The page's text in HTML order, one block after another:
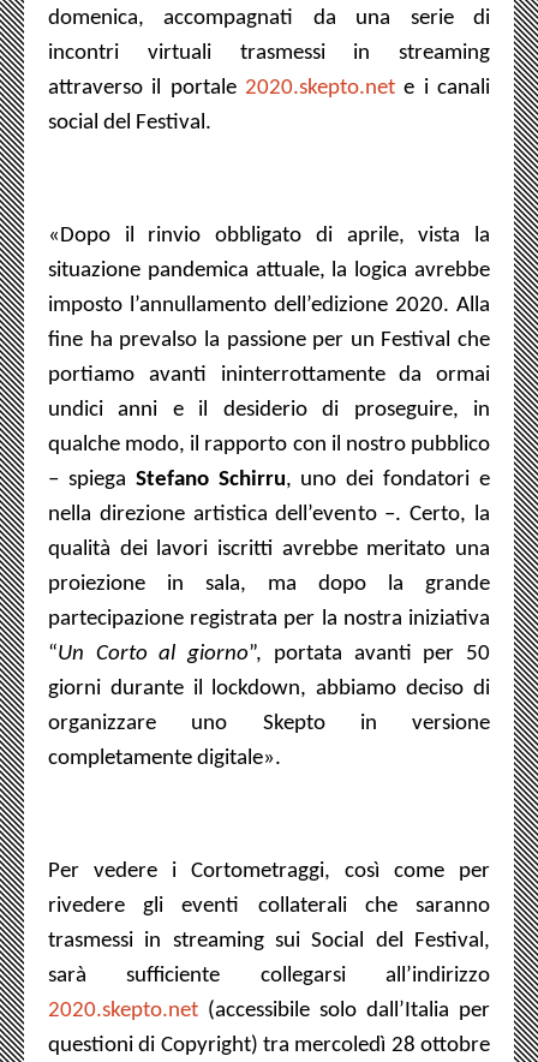
domenica, accompagnati da una serie di
incontri virtuali trasmessi in streaming
attraverso il portale 2020.skepto.net e i canali
social del Festival.
«Dopo il rinvio obbligato di aprile, vista la
situazione pandemica attuale, la logica avrebbe
imposto l’annullamento dell’edizione 2020. Alla
fine ha prevalso la passione per un Festival che
portiamo avanti ininterrottamente da ormai
undici anni e il desiderio di proseguire, in
qualche modo, il rapporto con il nostro pubblico
– spiega Stefano Schirru, uno dei fondatori e
nella direzione artistica dell’evento –. Certo, la
qualità dei lavori iscritti avrebbe meritato una
proiezione in sala, ma dopo la grande
partecipazione registrata per la nostra iniziativa
“Un Corto al giorno”, portata avanti per 50
giorni durante il lockdown, abbiamo deciso di
organizzare uno Skepto in versione
completamente digitale».
Per vedere i Cortometraggi, così come per
rivedere gli eventi collaterali che saranno
trasmessi in streaming sui Social del Festival,
sarà sufficiente collegarsi all’indirizzo
2020.skepto.net (accessibile solo dall’Italia per
questioni di Copyright) tra mercoledì 28 ottobre